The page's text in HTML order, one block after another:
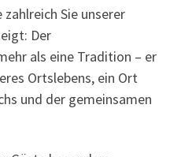
Sie unserer
Der
als eine Tradition – er
Ortslebens, ein Ort
und der gemeinsamen